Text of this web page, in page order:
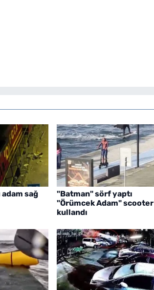
adam sağ
"Batman" sörf yaptı
"Örümcek Adam" scooter
kullandı